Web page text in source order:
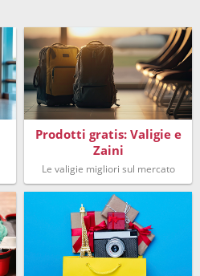
Prodotti gratis: Valigie e
Zaini
Le valigie migliori sul mercato